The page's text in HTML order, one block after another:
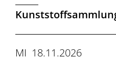
MI 18.11.2026